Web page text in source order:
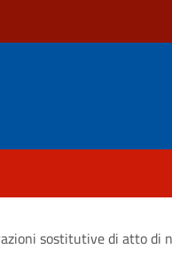
sostitutive di atto di